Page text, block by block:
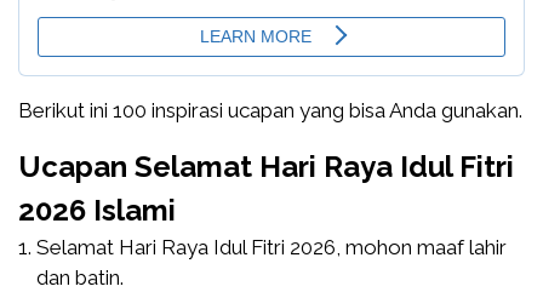
Berikut ini 100 inspirasi ucapan yang bisa Anda gunakan.
Ucapan Selamat Hari Raya Idul Fitri
2026 Islami
Selamat Hari Raya Idul Fitri 2026, mohon maaf lahir
dan batin.